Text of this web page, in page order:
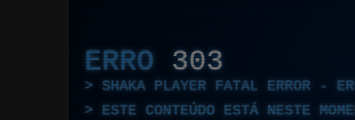
ERRO 303
SHAKA PLAYER FATAL ERROR -
ESTE CONTEÚDO ESTÁ NESTE